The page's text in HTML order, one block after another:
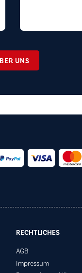
UNS
RECHTLICHES
AGB
Impressum